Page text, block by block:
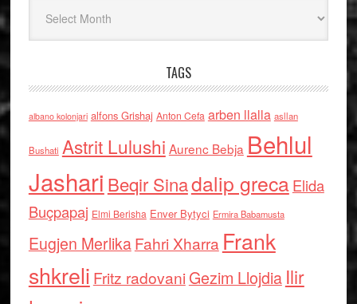
TAGS
albano kolonjari alfons Grishaj Anton Cefa arben llalla asllan
Bushati Astrit Lulushi Aurenc Bebja Behlul
Jashari Beqir Sinadalip grecaElida
Buçpapaj Elmi Berisha Enver Bytyci Ermira Babamusta
Eugjen MerlikaFahri Xharra Frank
shkreli Fritz radovaniGezim Llojdia Ilir